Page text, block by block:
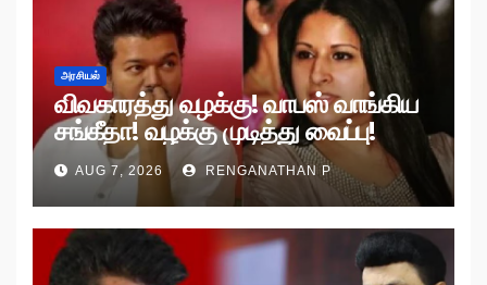
அரசியல்
விவகாரத்து வழக்கு! வாபஸ் வாங்கிய
சங்கீதா! வழக்கு முடித்து வைப்பு!
AUG 7, 2026 RENGANATHAN P